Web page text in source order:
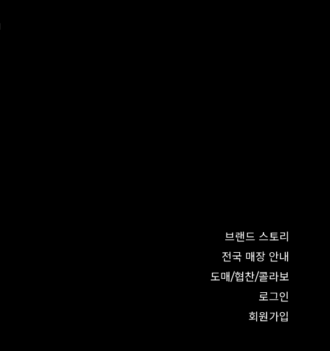
브랜드 스토리
전국 매장 안내
도매/협찬/콜라보
로그인
회원가입